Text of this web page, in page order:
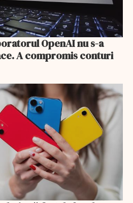
OpenAI nu s-a
A compromis conturi